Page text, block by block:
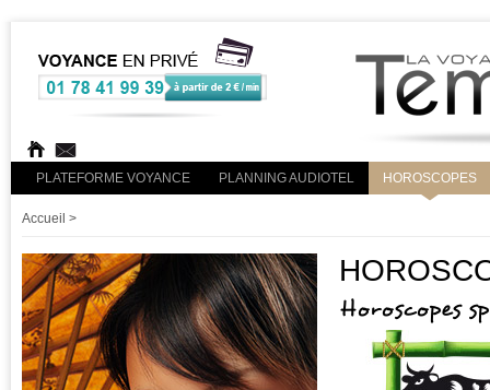
PLATEFORME VOYANCE PLANNING AUDIOTEL HOROSCOPES
Accueil >
Horoscopes